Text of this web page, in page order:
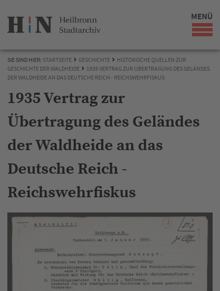
MENÜ
SIE SIND HIER: STARTSEITE GESCHICHTE
HISTORISCHE QUELLEN ZUR
GESCHICHTE DER WALDHEIDE
1935 VERTRAG ZUR ÜBERTRAGUNG DES GELÄNDES
DER WALDHEIDE AN DAS DEUTSCHE REICH - REICHSWEHRFISKUS
1935 Vertrag zur
Übertragung des Geländes
der Waldheide an das
Deutsche Reich -
Reichswehrfiskus